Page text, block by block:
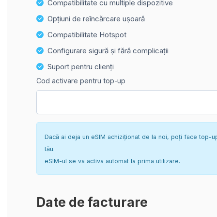
Compatibilitate cu multiple dispozitive
Opțiuni de reîncărcare ușoară
Compatibilitate Hotspot
Configurare sigură și fără complicații
Suport pentru clienți
Cod activare pentru top-up
Dacă ai deja un eSIM achiziționat de la noi, poți face
tău.
eSIM-ul se va activa automat la prima utilizare.
Date de facturare